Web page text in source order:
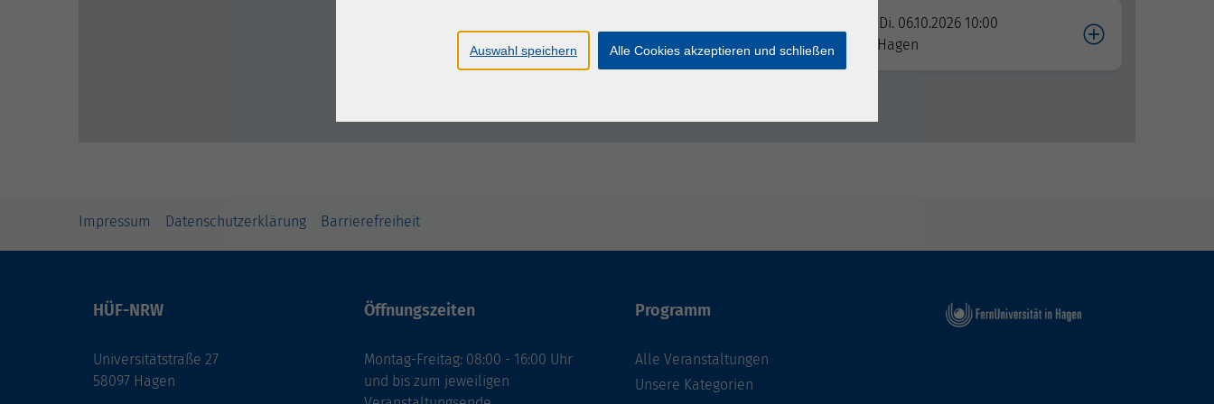
ALUMNI-Arbeit in NRW
Di. 06.10.2026 10:00
Hagen
Impressum Datenschutzerklärung Barrierefreiheit
HÜF-NRW
Universitätstraße 27
58097 Hagen
Öffnungszeiten
Montag-Freitag: 08:00 - 16:00 Uhr
und bis zum jeweiligen
Programm
Alle Veranstaltungen
Unsere Kategorien
Auswahl speichern Alle Cookies akzeptieren und schließen